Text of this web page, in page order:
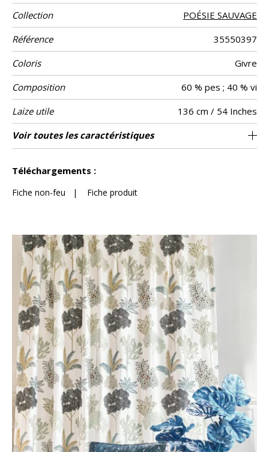
Collection
POÉSIE SAUVAGE
Référence
35550397
Coloris
Givre
Composition
60 % pes ; 40 % vi
Laize utile
136 cm / 54 Inches
Raccord
Raccord droit
Test
Martindale
40000
Usage
martindale
Siège à usage intensif : >40,000 cycles
(Martindale) et/ou >30,000 doubles rubs
Wyzenbeek 65000
Sens De large
Poids g/m² 580
Performance
Accoustique
aw - 0.15
Usage
Entretien
Pays d'origine Inde
Rapport
Horizontal
34 cm / 13 Inches
Rapport
Vertical
31 cm / 12 Inches
Voir toutes les caractéristiques
Téléchargements :
Fiche non-feu | Fiche produit